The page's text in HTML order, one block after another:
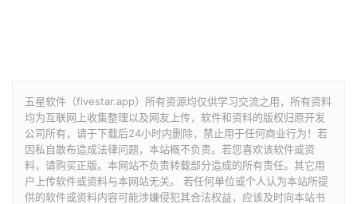
五星软件（fivestar.app）所有资源均仅供学习交流之用，所有资料
均为互联网上收集整理以及网友上传，软件和资料的版权归原开发
公司所有，请于下载后24小时内删除，禁止用于任何商业行为！若
因私自散布造成法律问题，本站概不负责。若您喜欢该软件或资
料，请购买正版。本网站不负责转载部分造成的所有责任。其它用
户上传软件或资料与本网站无关。 若任何单位或个人认为本站所提
供的软件或资料内容可能涉嫌侵犯其合法权益，应该及时向本站书